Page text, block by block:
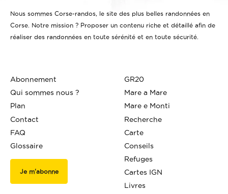
Nous sommes Corse-randos, le site des plus belles randonnées en
Corse. Notre mission ? Proposer un contenu riche et détaillé afin de
réaliser des randonnées en toute sérénité et en toute sécurité.
Abonnement
Qui sommes nous ?
Plan
Contact
FAQ
Glossaire
Je m'abonne
GR20
Mare a Mare
Mare e Monti
Recherche
Carte
Conseils
Refuges
Cartes IGN
Livres